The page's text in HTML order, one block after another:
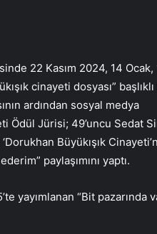
22 Kasım 2024, 14 Ocak,
cinayeti dosyası”
ardından sosyal medya
Ödül Jürisi; 49’uncu Sedat
Büyükışık
paylaşımını yaptı.
yayımlanan “Bit pazarında